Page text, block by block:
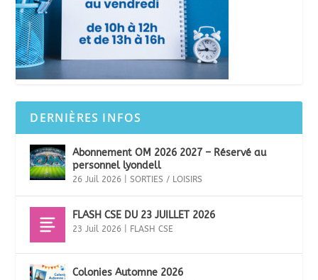
DERNIÈRES INFOS
Abonnement OM 2026 2027 – Réservé au
personnel lyondell
26 Juil 2026 |SORTIES / LOISIRS
FLASH CSE DU 23 JUILLET 2026
23 Juil 2026 FLASH CSE
Colonies Automne 2026